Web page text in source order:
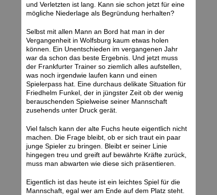
und Verletzten ist lang. Kann sie schon jetzt für eine
mögliche Niederlage als Begründung herhalten?
Selbst mit allen Mann an Bord hat man in der
Vergangenheit in Wolfsburg kaum etwas holen
können. Ein Unentschieden im vergangenen Jahr
war da schon das beste Ergebnis. Und jetzt muss
der Frankfurter Trainer so ziemlich alles aufstellen,
was noch irgendwie laufen kann und einen
Spielerpass hat. Eine durchaus delikate Situation für
Friedhelm Funkel, der in jüngster Zeit ob der wenig
berauschenden Spielweise seiner Mannschaft
zusehends unter Druck gerät.
Viel falsch kann der alte Fuchs heute eigentlich nicht
machen. Die Frage bleibt, ob er sich traut ein paar
junge Spieler zu bringen. Bleibt er seiner Linie
hingegen treu und greift auf bewährte Kräfte zurück,
muss man abwarten wie diese sich präsentieren.
Eigentlich ist das heute ist ein leichtes Spiel für die
Mannschaft, egal wer am Ende auf dem Platz steht.